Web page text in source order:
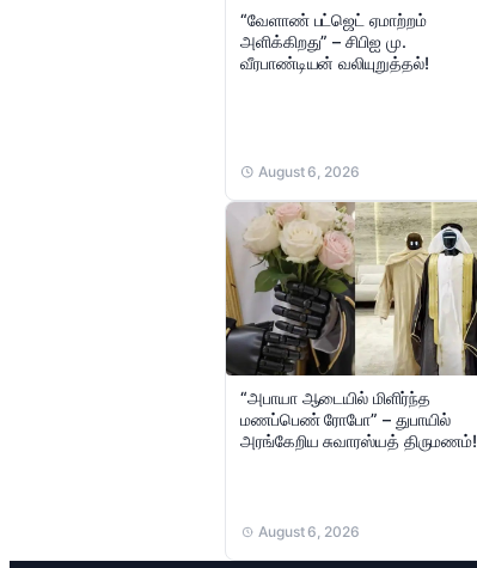
“வேளாண் பட்ஜெட் ஏமாற்றம்
அளிக்கிறது” – சிபிஐ மு.
வீரபாண்டியன் வலியுறுத்தல்!
August 6, 2026
“அபாயா ஆடையில் மிளிர்ந்த
மணப்பெண் ரோபோ” – துபாயில்
அரங்கேறிய சுவாரஸ்யத் திருமணம்!
August 6, 2026